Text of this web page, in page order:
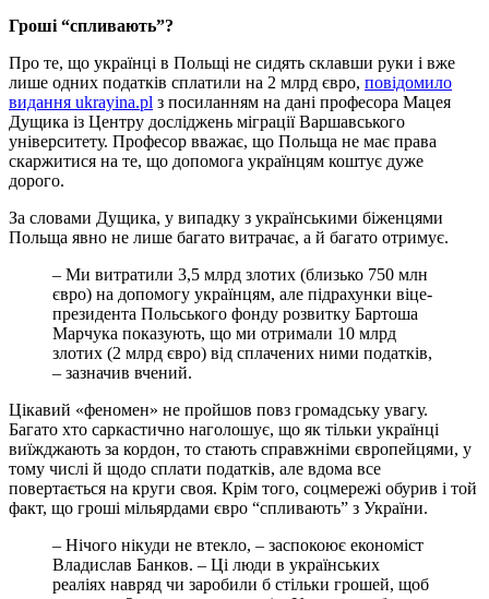
Грошi “спливають”?
Про те, що українцi в Польщi не сидять склавши руки i вже
лише одних податкiв сплатили на 2 млрд євро, повiдомило
видання ukrayina.pl з посиланням на данi професора Мацея
Дущика iз Центру дослiджень мiграцiї Варшавського
унiверситету. Професор вважає, що Польща не має права
скаржитися на те, що допомога українцям коштує дуже
дорого.
За словами Дущика, у випадку з українськими бiженцями
Польща явно не лише багато витрачає, а й багато отримує.
– Ми витратили 3,5 млрд злотих (близько 750 млн
євро) на допомогу українцям, але пiдрахунки вiце-
президента Польського фонду розвитку Бартоша
Марчука показують, що ми отримали 10 млрд
злотих (2 млрд євро) вiд сплачених ними податкiв,
– зазначив вчений.
Цiкавий «феномен» не пройшов повз громадську увагу.
Багато хто саркастично наголошує, що як тiльки українцi
виїжджають за кордон, то стають справжнiми європейцями, у
тому числi й щодо сплати податкiв, але вдома все
повертається на круги своя. Крiм того, соцмережi обурив i той
факт, що грошi мiльярдами євро “спливають” з України.
– Нiчого нiкуди не втекло, – заспокоює економiст
Владислав Банков. – Цi люди в українських
реалiях навряд чи заробили б стiльки грошей, щоб